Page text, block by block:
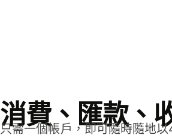
消費、匯款、
只需一個帳戶，即可隨時隨地